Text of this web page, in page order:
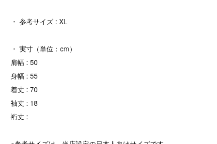
・ 参考サイズ : XL
・ 実寸（単位：cm）
肩幅 : 50
身幅 : 55
着丈 : 70
袖丈 : 18
裄丈 :